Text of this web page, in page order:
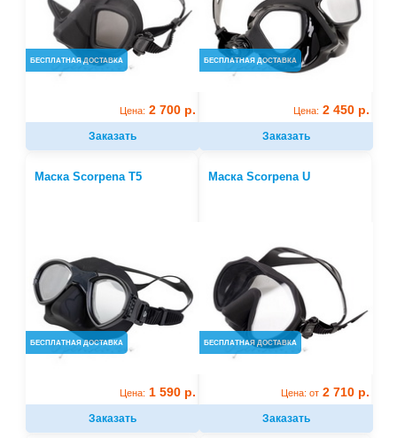
БЕСПЛАТНАЯ ДОСТАВКА
Цена: 2 700 р.
Заказать
БЕСПЛАТНАЯ ДОСТАВКА
Цена: 2 450 р.
Заказать
Маска Scorpena T5
БЕСПЛАТНАЯ ДОСТАВКА
Цена: 1 590 р.
Заказать
Маска Scorpena U
БЕСПЛАТНАЯ ДОСТАВКА
Цена: от2 710 р.
Заказать